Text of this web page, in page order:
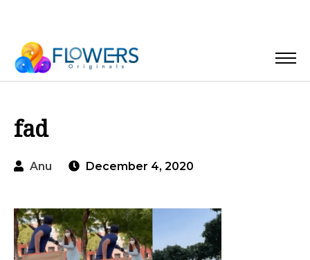
fad
Anu December 4, 2020